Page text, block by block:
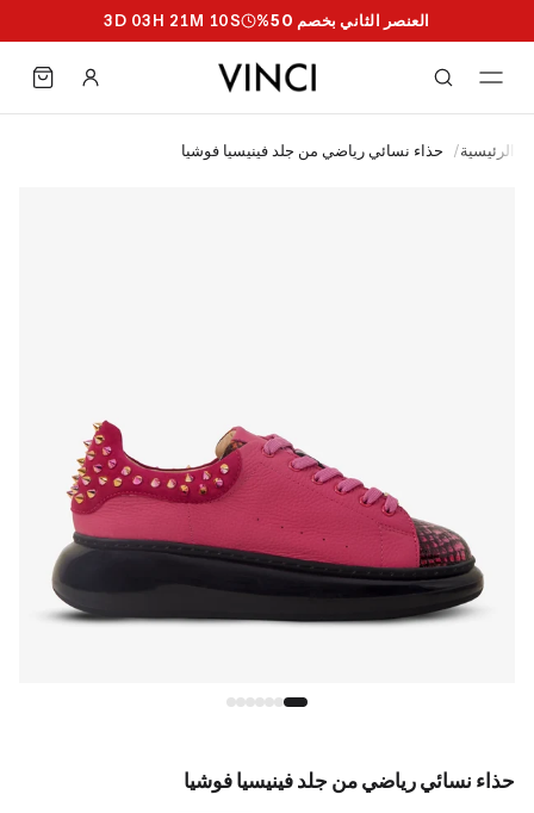
العنصر الثاني بخصم 50% 3D 03H 21M 09S
الرئيسية/ حذاء نسائي رياضي من جلد فينيسيا فوشيا
حذاء نسائي رياضي من جلد فينيسيا فوشيا